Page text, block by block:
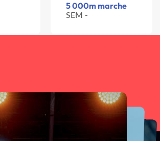
5 000m marche
SEM -